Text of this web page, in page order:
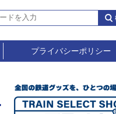
プライバシーポリシー